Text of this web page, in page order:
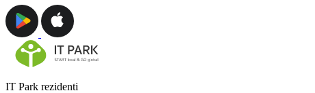
IT Park rezidenti